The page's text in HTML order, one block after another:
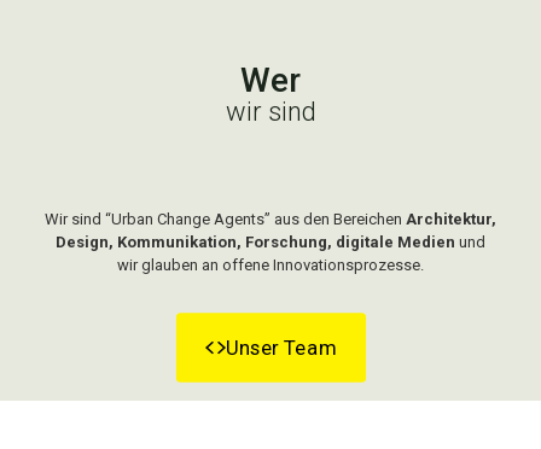
Wer
wir sind
Wir sind “Urban Change Agents” aus den Bereichen Architektur,
Design, Kommunikation, Forschung, digitale Medien und
wir glauben an offene Innovationsprozesse.
Unser Team